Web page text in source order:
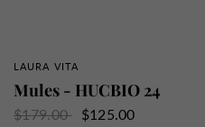
APERÇU RAPIDE
LAURA VITA
Mules - HUCBIO 24
$179.00
$125.00